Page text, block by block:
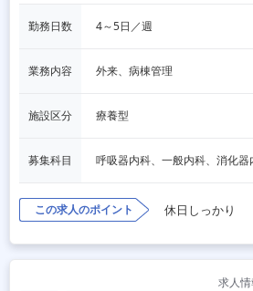
勤務日数 4～5日／週
業務内容 外来、病棟管理
施設区分 療養型
募集科目
この求人のポイント 休日しっかり
求人